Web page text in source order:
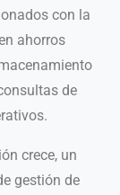
con la
ahorros
de
crece, un
gestión de